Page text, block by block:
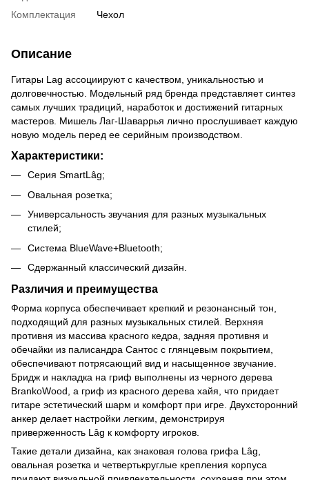
Комплектация Чехол
Описание
Гитары Lag ассоциируют с качеством, уникальностью и
долговечностью. Модельный ряд бренда представляет синтез
самых лучших традиций, наработок и достижений гитарных
мастеров. Мишель Лаг-Шаваррья лично прослушивает каждую
новую модель перед ее серийным производством.
Характеристики:
Серия SmartLâg;
Овальная розетка;
Универсальность звучания для разных музыкальных
стилей;
Система BlueWave+Bluetooth;
Сдержанный классический дизайн.
Различия и преимущества
Форма корпуса обеспечивает крепкий и резонансный тон,
подходящий для разных музыкальных стилей. Верхняя
противня из массива красного кедра, задняя противня и
обечайки из палисандра Сантос с глянцевым покрытием,
обеспечивают потрясающий вид и насыщенное звучание.
Бридж и накладка на гриф выполнены из черного дерева
BrankoWood, а гриф из красного дерева хайя, что придает
гитаре эстетический шарм и комфорт при игре. Двухсторонний
анкер делает настройки легким, демонстрируя
приверженность Lâg к комфорту игроков.
Такие детали дизайна, как знаковая голова грифа Lâg,
овальная розетка и четвертькруглые крепления корпуса